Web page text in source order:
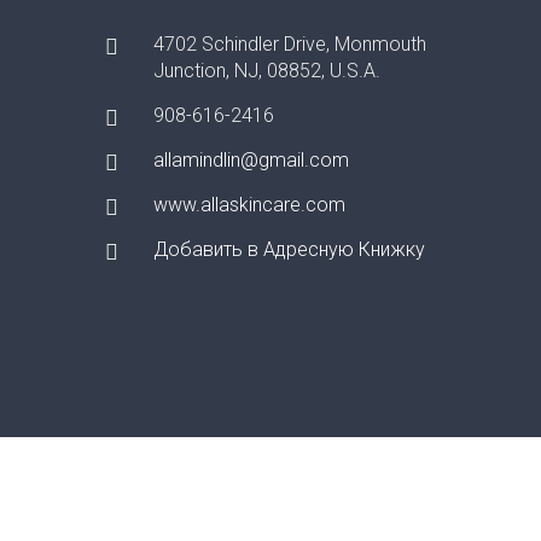
4702 Schindler Drive, Monmouth
Junction, NJ, 08852, U.S.A.
908-616-2416
allamindlin@gmail.com
www.allaskincare.com
Добавить в Адресную Книжку